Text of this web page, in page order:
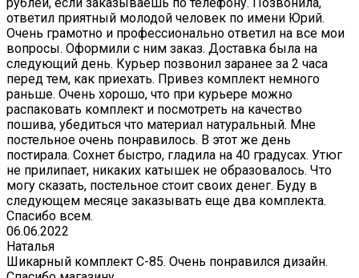
рублей, если заказываешь по телефону. Позвонила,
ответил приятный молодой человек по имени Юрий.
Очень грамотно и профессионально ответил на все мои
вопросы. Оформили с ним заказ. Доставка была на
следующий день. Курьер позвонил заранее за 2 часа
перед тем, как приехать. Привез комплект немного
раньше. Очень хорошо, что при курьере можно
распаковать комплект и посмотреть на качество
пошива, убедиться что материал натуральный. Мне
постельное очень понравилось. В этот же день
постирала. Сохнет быстро, гладила на 40 градусах. Утюг
не прилипает, никаких катышек не образовалось. Что
могу сказать, постельное стоит своих денег. Буду в
следующем месяце заказывать еще два комплекта.
Спасибо всем.
06.06.2022
Наталья
Шикарный комплект C-85. Очень понравился дизайн.